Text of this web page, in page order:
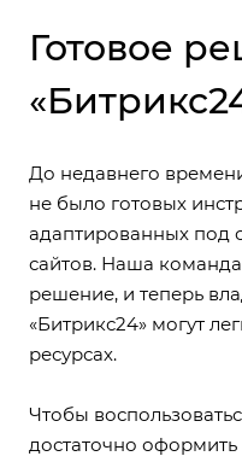
Готовое
До недавнего
не было готовых
адаптированных под
сайтов. Наша
решение, и теперь
«Битрикс24» могут
ресурсах.
Чтобы
достаточно